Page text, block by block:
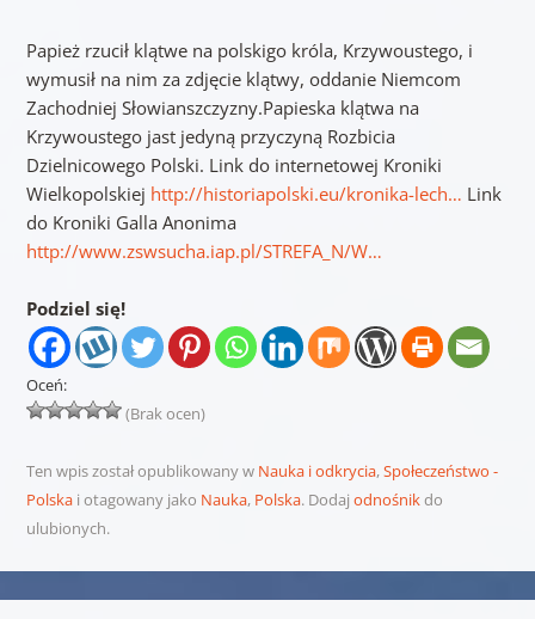
Papież rzucił klątwe na polskigo króla, Krzywoustego, i
wymusił na nim za zdjęcie klątwy, oddanie Niemcom
Zachodniej Słowianszczyzny.Papieska klątwa na
Krzywoustego jast jedyną przyczyną Rozbicia
Dzielnicowego Polski. Link do internetowej Kroniki
Wielkopolskiej http://historiapolski.eu/kronika-lech… Link
do Kroniki Galla Anonima
http://www.zswsucha.iap.pl/STREFA_N/W…
Podziel się!
Oceń:
(Brak ocen)
Ten wpis został opublikowany w Nauka i odkrycia,Społeczeństwo -
Polskai otagowany jako Nauka, Polska. Dodaj odnośnikdo
ulubionych.